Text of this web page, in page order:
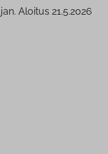
Aloitus 21.5.2026